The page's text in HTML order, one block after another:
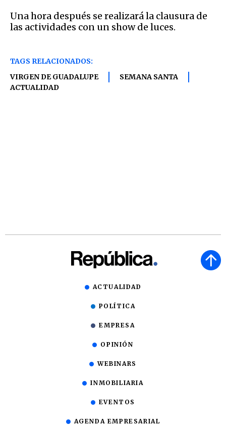
Una hora después se realizará la clausura de
las actividades con un show de luces.
TAGS RELACIONADOS:
VIRGEN DE GUADALUPE
SEMANA SANTA
ACTUALIDAD
ACTUALIDAD
POLÍTICA
EMPRESA
OPINIÓN
WEBINARS
INMOBILIARIA
EVENTOS
AGENDA EMPRESARIAL